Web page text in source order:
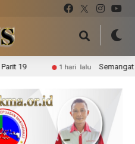
1 hari lalu Semangat